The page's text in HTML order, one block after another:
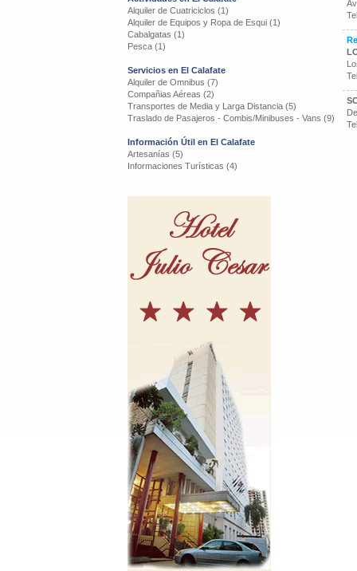
Alquiler de Cuatriciclos (1)
Alquiler de Equipos y Ropa de Esqui (1)
Cabalgatas (1)
Pesca (1)
Servicios en El Calafate
Alquiler de Omnibus (7)
Compañias Aéreas (2)
Transportes de Media y Larga Distancia (5)
Traslado de Pasajeros - Combis/Minibuses - Vans (9)
Información Útil en El Calafate
Artesanías (5)
Informaciones Turísticas (4)